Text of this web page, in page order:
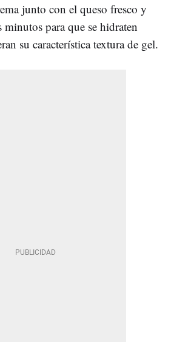
junto con el queso fresco y
minutos para que se hidraten
su característica textura de gel.